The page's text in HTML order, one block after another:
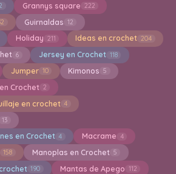
Grannys square 222
Guirnaldas 12
Holiday 211 Ideas en crochet 204
6 Jersey en Crochet 118
Jumper 10 Kimonos 5
Crochet 2
en crochet 4
13
en Crochet 4 Macrame 4
158 Manoplas en Crochet 5
190 Mantas de Apego 112